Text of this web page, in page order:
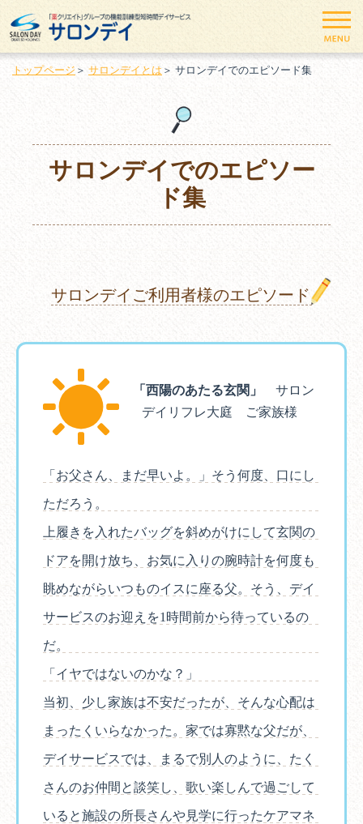
トップページ サロンデイとは サロンデイでのエピソード集
サロンデイでのエピソー
ド集
サロンデイご利用者様のエピソード
「西陽のあたる玄関」
サロン
デイリフレ大庭 ご家族様
「お父さん、まだ早いよ。」そう何度、口にし
ただろう。
上履きを入れたバッグを斜めがけにして玄関の
ドアを開け放ち、お気に入りの腕時計を何度も
眺めながらいつものイスに座る父。そう、デイ
サービスのお迎えを1時間前から待っているの
だ。
「イヤではないのかな？」
当初、少し家族は不安だったが、そんな心配は
まったくいらなかった。家では寡黙な父だが、
デイサービスでは、まるで別人のように、たく
さんのお仲間と談笑し、歌い楽しんで過ごして
いると施設の所長さんや見学に行ったケアマネ